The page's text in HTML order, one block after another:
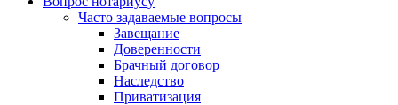
Часто задаваемые вопросы
Завещание
Доверенности
Брачный договор
Наследство
Приватизация